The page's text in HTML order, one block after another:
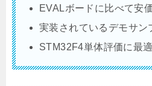
EVALボードに比べて安
実装されているデモサン
STM32F4単体評価に最適